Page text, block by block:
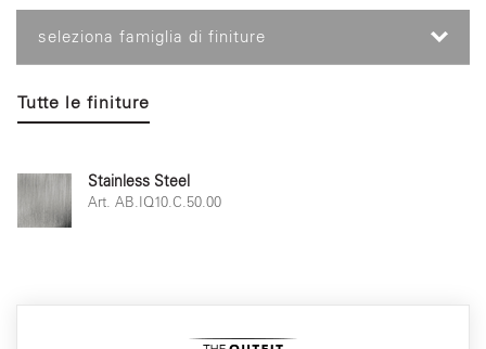
seleziona famiglia di finiture
Tutte le finiture
Stainless Steel
Art. AB.IQ10.C.50.00